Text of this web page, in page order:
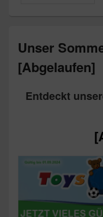
Unser
[Abgelaufen]
Entdeckt